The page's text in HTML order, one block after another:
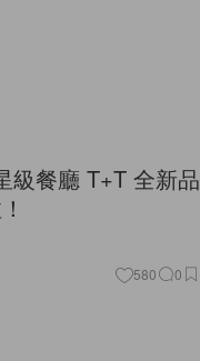
級餐廳 T+T 全新品
580 0